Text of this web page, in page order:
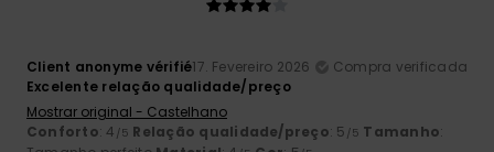
Client anonyme vérifié17. Fevereiro 2026
Compra verificada
Excelente relação qualidade/preço
Mostrar original - Castelhano
Conforto: 4 /5 Relação qualidade/preço: 5 /5 Tamanho: